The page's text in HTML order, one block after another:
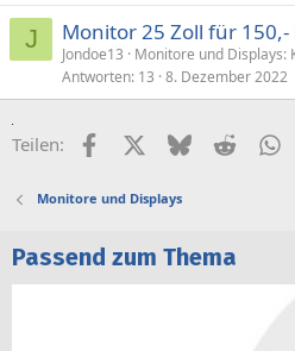
J Monitor 25 Zoll für 150,-
Jondoe13
Monitore und Displays:
Antworten 13 8. Dezember 2022
Teilen: FacebookX (Twitter)
BlueskyReddit
Monitore und Displays
Passend zum Thema